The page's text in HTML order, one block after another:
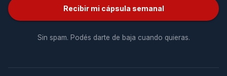
Recibir mi cápsula semanal
Sin spam. Podés darte de baja cuando quieras.